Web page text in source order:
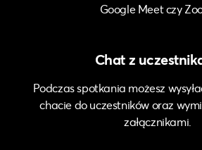
Google Meet czy
Chat z
Podczas spotkania możesz
chacie do uczestników oraz
załącznikami.